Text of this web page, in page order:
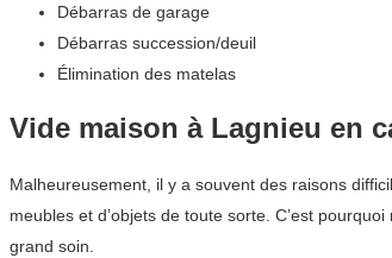
Débarras de garage
Débarras succession/deuil
Élimination des matelas
Vide maison à Lagnieu en
Malheureusement, il y a souvent des raisons
meubles et d’objets de toute sorte. C’est
grand soin.